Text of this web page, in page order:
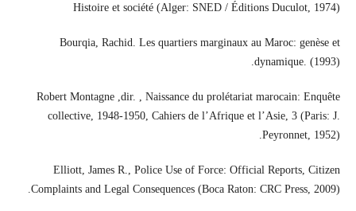
Histoire et société (Alger: SNED / Éditions Duculot, 1974)
Bourqia, Rachid. Les quartiers marginaux au Maroc: genèse et
dynamique. (1993).
Robert Montagne ,dir. , Naissance du prolétariat marocain: Enquête
collective, 1948-1950, Cahiers de l’Afrique et l’Asie, 3 (Paris: J.
Peyronnet, 1952).
Elliott, James R., Police Use of Force: Official Reports, Citizen
Complaints and Legal Consequences (Boca Raton: CRC Press, 2009).